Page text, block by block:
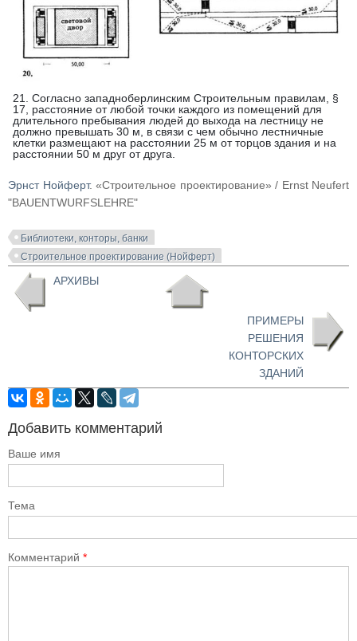
21. Согласно западноберлинским Строительным правилам, §
17, расстояние от любой точки каждого из помещений для
длительного пребывания людей до выхода на лестницу не
должно превышать 30 м, в связи с чем обычно лестничные
клетки размещают на расстоянии 25 м от торцов здания и на
расстоянии 50 м друг от друга.
Эрнст Нойферт. «Строительное проектирование» / Ernst Neufert
"BAUENTWURFSLEHRE"
Библиотеки, конторы, банки
Строительное проектирование (Нойферт)
АРХИВЫ
ПРИМЕРЫ
РЕШЕНИЯ
КОНТОРСКИХ
ЗДАНИЙ
Добавить комментарий
Ваше имя
Тема
Комментарий *